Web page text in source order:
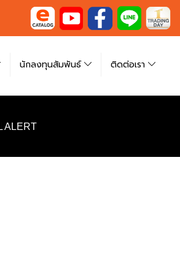
นักลงทุนสัมพันธ์ ติดต่อเรา